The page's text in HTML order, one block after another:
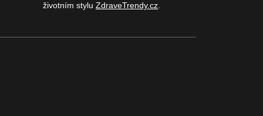
životním stylu ZdraveTrendy.cz